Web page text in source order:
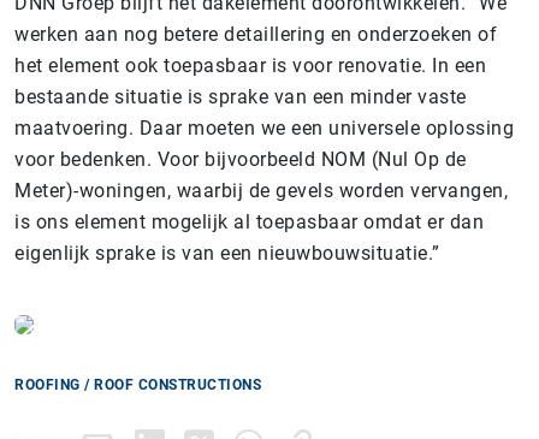
werken aan nog betere detaillering en onderzoeken of
het element ook toepasbaar is voor renovatie. In een
bestaande situatie is sprake van een minder vaste
maatvoering. Daar moeten we een universele oplossing
voor bedenken. Voor bijvoorbeeld NOM (Nul Op de
Meter)-woningen, waarbij de gevels worden vervangen,
is ons element mogelijk al toepasbaar omdat er dan
eigenlijk sprake is van een nieuwbouwsituatie.”
ROOFING / ROOF CONSTRUCTIONS